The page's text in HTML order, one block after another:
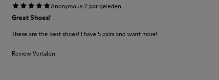
Anonymous·2 jaar geleden
Great Shoes!
These are the best shoes! I have 5 pairs and want more!
Review Vertalen